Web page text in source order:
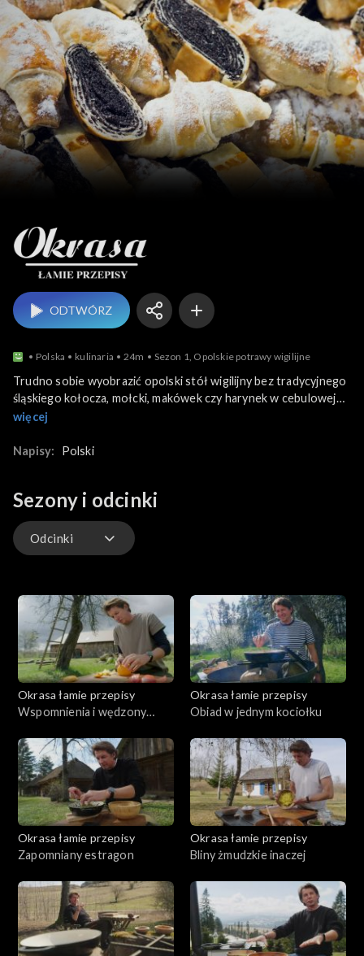
Okrasa łamie przepisy
ODTWÓRZ
Polska kulinaria 24m Sezon 1, Opolskie potrawy wigilijne
Trudno sobie wyobrazić opolski stół wigilijny bez tradycyjnego
śląskiego kołocza, mołcki, makówek czy harynek w cebulowej
zołzie. Po II wojnie światowej te śląskie specjały zostały
przesiedleńców ze Wschodu, o takie potrawy jak choćby kutia.
więcej
Napisy: Polski
Sezony i odcinki
Odcinki
Okrasa łamie przepisy
Wspomnienia i wędzony
Okrasa łamie przepisy
Obiad w jednym kociołku
Okrasa łamie przepisy
Zapomniany estragon
Okrasa łamie przepisy
Bliny żmudzkie inaczej